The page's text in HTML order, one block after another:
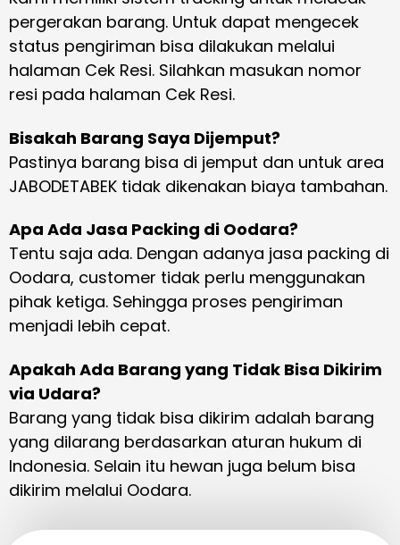
pergerakan barang. Untuk dapat mengecek
status pengiriman bisa dilakukan melalui
halaman Cek Resi. Silahkan masukan nomor
resi pada halaman Cek Resi.
Bisakah Barang Saya Dijemput?
Pastinya barang bisa di jemput dan untuk area
JABODETABEK tidak dikenakan biaya tambahan.
Apa Ada Jasa Packing di Oodara?
Tentu saja ada. Dengan adanya jasa packing di
Oodara, customer tidak perlu menggunakan
pihak ketiga. Sehingga proses pengiriman
menjadi lebih cepat.
Apakah Ada Barang yang Tidak Bisa Dikirim
via Udara?
Barang yang tidak bisa dikirim adalah barang
yang dilarang berdasarkan aturan hukum di
Indonesia. Selain itu hewan juga belum bisa
dikirim melalui Oodara.